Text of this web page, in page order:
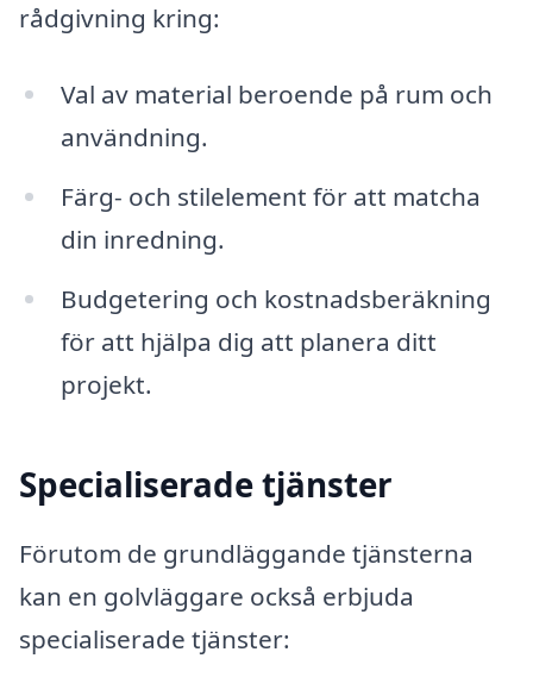
rådgivning kring:
Val av material beroende på rum och
användning.
Färg- och stilelement för att matcha
din inredning.
Budgetering och kostnadsberäkning
för att hjälpa dig att planera ditt
projekt.
Specialiserade tjänster
Förutom de grundläggande tjänsterna
kan en golvläggare också erbjuda
specialiserade tjänster: